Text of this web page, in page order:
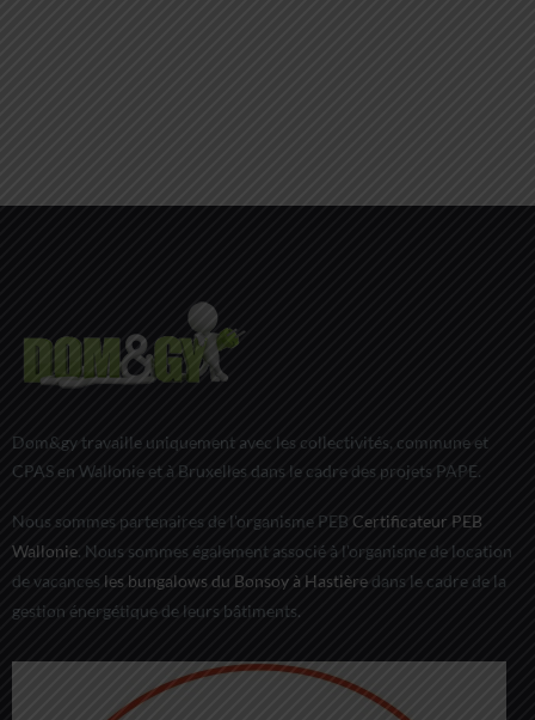
Dom&gy travaille uniquement avec les collectivités, commune et
CPAS en Wallonie et à Bruxelles dans le cadre des projets PAPE.
Nous sommes partenaires de l'organisme PEB Certificateur PEB
Wallonie. Nous sommes également associé à l'organisme de location
de vacances les bungalows du Bonsoy à Hastière dans le cadre de la
gestion énergétique de leurs bâtiments.